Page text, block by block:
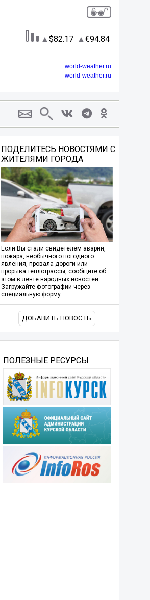
82.17 94.84
world-weather.ru
world-weather.ru
ПОДЕЛИТЕСЬ НОВОСТЯМИ С
ЖИТЕЛЯМИ ГОРОДА
Если Вы стали свидетелем аварии,
пожара, необычного погодного
явления, провала дороги или
прорыва теплотрассы, сообщите об
этом в ленте народных новостей.
Загружайте фотографии через
специальную форму.
ДОБАВИТЬ НОВОСТЬ
ПОЛЕЗНЫЕ РЕСУРСЫ